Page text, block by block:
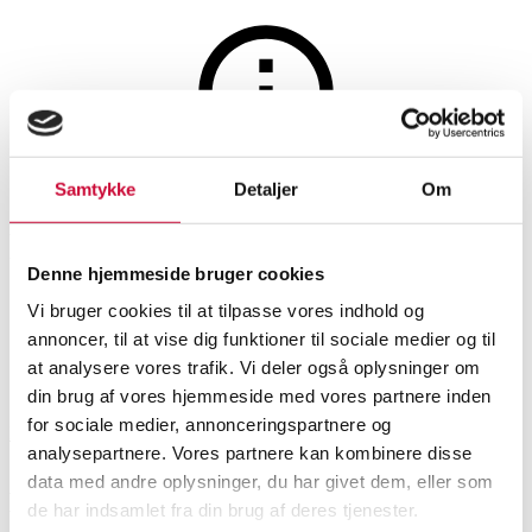
Samtykke Detaljer Om
Denne hjemmeside bruger cookies
Vi bruger cookies til at tilpasse vores indhold og
annoncer, til at vise dig funktioner til sociale medier og til
at analysere vores trafik. Vi deler også oplysninger om
din brug af vores hjemmeside med vores partnere inden
for sociale medier, annonceringspartnere og
analysepartnere. Vores partnere kan kombinere disse
data med andre oplysninger, du har givet dem, eller som
de har indsamlet fra din brug af deres tjenester.
Orientalsk
Auktionen er afsluttet
1800-tallet
SHOWROOM
Hørsholm
VURDERING
DKK 1.900
VARENUMMER
6540478
Beskrivelse